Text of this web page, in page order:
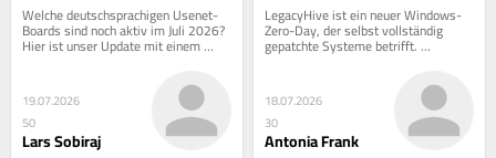
Welche deutschsprachigen Usenet-
Boards sind noch aktiv im Juli 2026?
Hier ist unser Update mit einem
ausführlichen Kommentar zu jedem
19.07.2026
50
Lars Sobiraj
gepatchte Systeme aus
LegacyHive ist ein neuer Windows-
Zero-Day, der selbst vollständig
gepatchte Systeme betrifft.
Microsoft untersucht die
18.07.2026
30
Antonia Frank